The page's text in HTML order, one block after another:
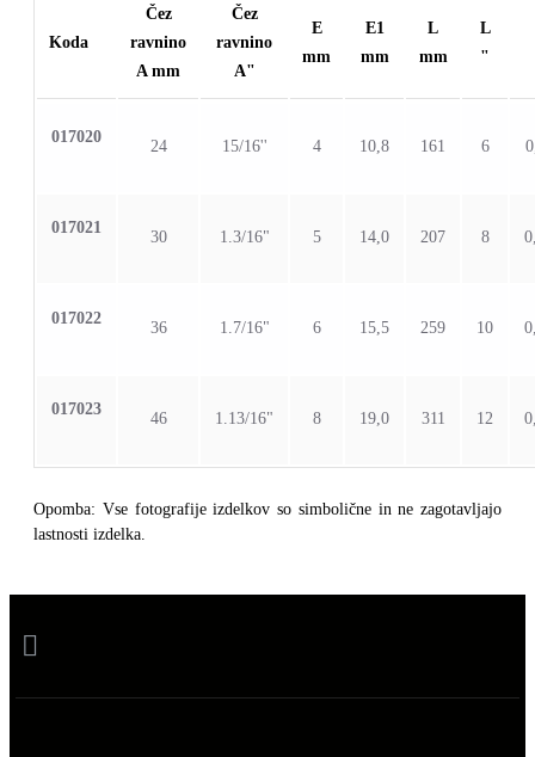
product
Koda
Čez
ravnino
A mm
Čez
ravnino
A"
E
mm
E1
mm
L
mm
L
"
017020
24 15/16'' 4 10,8 161 6
017021
30 1.3/16" 5 14,0 207 8
017022
36 1.7/16" 6 15,5 259 10
017023
46 1.13/16" 8 19,0 311 12
Opomba: Vse fotografije izdelkov so simbolične in ne zagotavljajo
lastnosti izdelka.